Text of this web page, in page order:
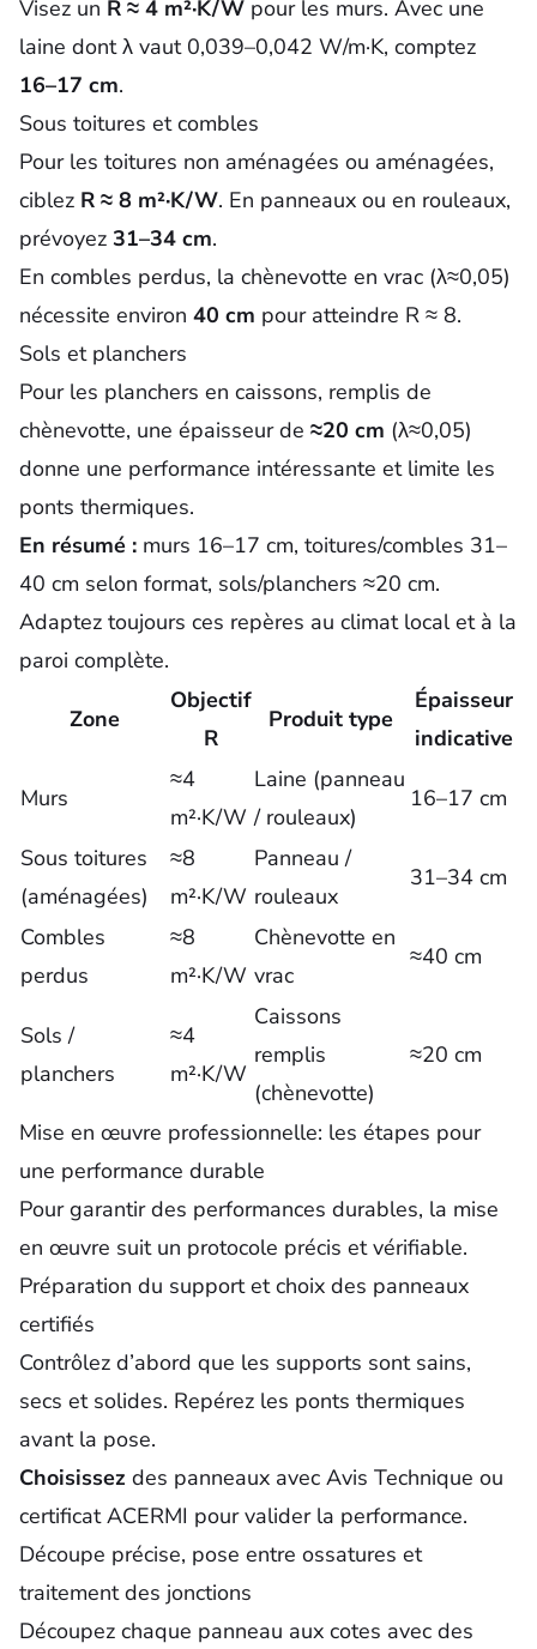
Visez un R ≈ 4 m²·K/W pour les murs. Avec une
laine dont λ vaut 0,039–0,042 W/m·K, comptez
16–17 cm.
Sous toitures et combles
Pour les toitures non aménagées ou aménagées,
ciblez R ≈ 8 m²·K/W. En panneaux ou en rouleaux,
prévoyez 31–34 cm.
En combles perdus, la chènevotte en vrac (λ≈0,05)
nécessite environ 40 cm pour atteindre R ≈ 8.
Sols et planchers
Pour les planchers en caissons, remplis de
chènevotte, une épaisseur de ≈20 cm (λ≈0,05)
donne une performance intéressante et limite les
ponts thermiques.
En résumé : murs 16–17 cm, toitures/combles 31–
40 cm selon format, sols/planchers ≈20 cm.
Adaptez toujours ces repères au climat local et à la
paroi complète.
Zone
Objectif
R
Produit type
Épaisseur
indicative
Murs
≈4
m²·K/W
Laine (panneau
/ rouleaux)
16–17 cm
Sous toitures
(aménagées)
≈8
m²·K/W
Panneau /
rouleaux
31–34 cm
Combles
perdus
≈8
m²·K/W
Chènevotte en
vrac
≈40 cm
Sols /
planchers
≈4
m²·K/W
Caissons
remplis
(chènevotte)
≈20 cm
Mise en œuvre professionnelle: les étapes pour
une performance durable
Pour garantir des performances durables, la mise
en œuvre suit un protocole précis et vérifiable.
Préparation du support et choix des panneaux
certifiés
Contrôlez d’abord que les supports sont sains,
secs et solides. Repérez les ponts thermiques
avant la pose.
Choisissez des panneaux avec Avis Technique ou
certificat ACERMI pour valider la performance.
Découpe précise, pose entre ossatures et
traitement des jonctions
Découpez chaque panneau aux cotes avec des